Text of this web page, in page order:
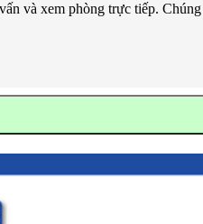
và xem phòng trực tiếp.